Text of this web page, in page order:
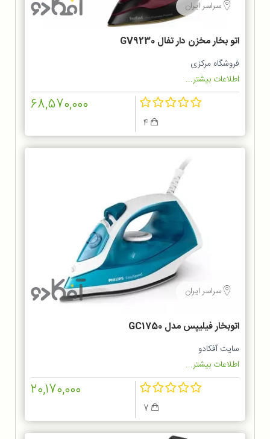
سراسر ایران
اتو بخار مخزن دار تفال GV9230
فروشگاه مرکزی
اطلاعات بیشتر...
68,570,000
سراسر ایران
اتوبخار فیلیپس مدل GC1750
سایت آفکادو
اطلاعات بیشتر...
20,170,000